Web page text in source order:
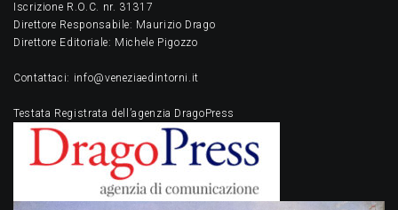
Iscrizione R.O.C. nr. 31317
Direttore Responsabile: Maurizio Drago
Direttore Editoriale: Michele Pigozzo
Contattaci: info@veneziaedintorni.it
Testata Registrata dell’agenzia DragoPress